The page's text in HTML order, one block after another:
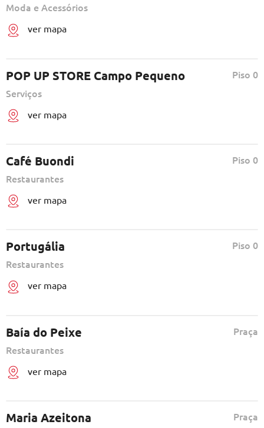
Moda e Acessórios
ver mapa
POP UP STORE Campo Pequeno
Piso 0
Serviços
ver mapa
Café Buondi
Piso 0
Restaurantes
ver mapa
Portugália
Piso 0
Restaurantes
ver mapa
Baía do Peixe
Praça
Restaurantes
ver mapa
Maria Azeitona
Praça